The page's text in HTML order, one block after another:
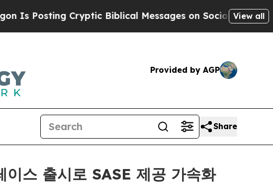
Posting Cryptic Biblical Messages on Social MediaBig
View all
Provided by AGP
Share
스 출시로 SASE 제공 가속화